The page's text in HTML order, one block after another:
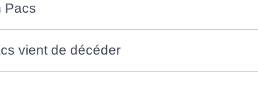
Pacs
vient de décéder